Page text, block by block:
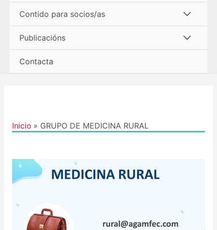
Contido para socios/as
menú
Publicacións
Contacta
Inicio GRUPO DE MEDICINA RURAL